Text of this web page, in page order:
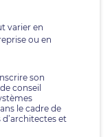
varier en
ou en
son
conseil
le cadre de
et